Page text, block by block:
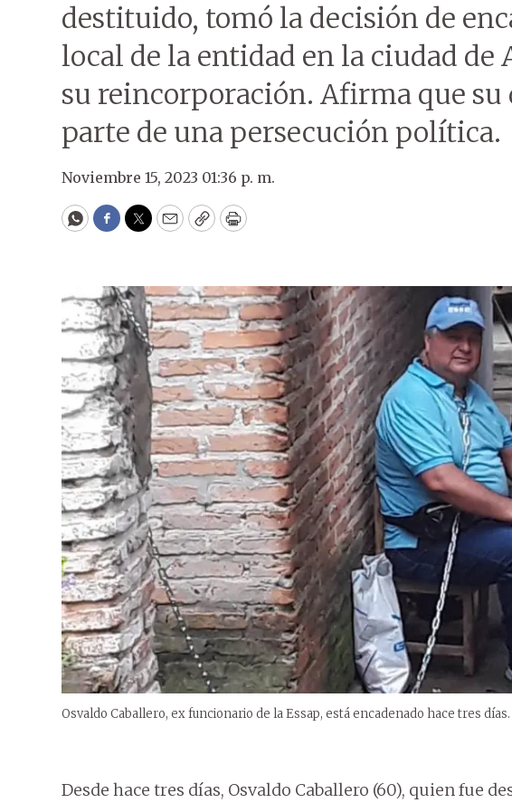
destituido, tomó la decisión de
local de la entidad en la ciudad
su reincorporación. Afirma que
parte de una persecución política.
Noviembre 15, 2023 01:36 p. m.
WhatsApp
Facebook
Twitter
EmailCopyPrint
Osvaldo Caballero, ex funcionario de la Essap, está encadenado hace tres días.
Desde hace tres días, Osvaldo Caballero (60), quien fue